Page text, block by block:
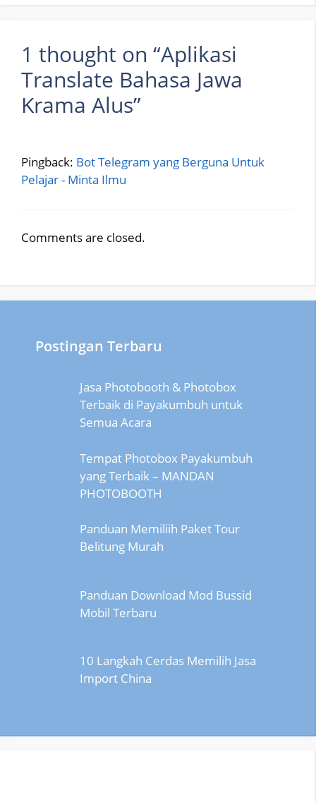
1 thought on “Aplikasi
Translate Bahasa Jawa
Krama Alus”
Pingback: Bot Telegram yang Berguna Untuk
Pelajar - Minta Ilmu
Comments are closed.
Postingan Terbaru
Jasa Photobooth & Photobox
Terbaik di Payakumbuh untuk
Semua Acara
Tempat Photobox Payakumbuh
yang Terbaik – MANDAN
PHOTOBOOTH
Panduan Memiliih Paket Tour
Belitung Murah
Panduan Download Mod Bussid
Mobil Terbaru
10 Langkah Cerdas Memilih Jasa
Import China